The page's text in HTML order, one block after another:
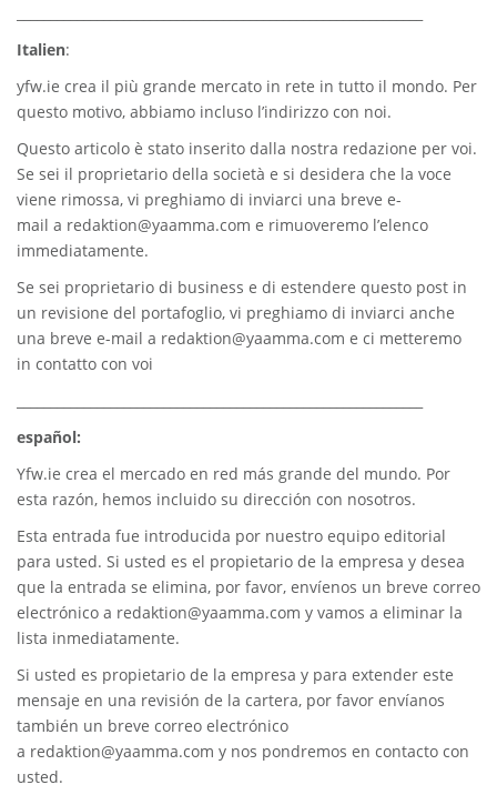
Italien:
yfw.ie crea il più grande mercato in rete in tutto il mondo. Per
questo motivo, abbiamo incluso l’indirizzo con noi.
Questo articolo è stato inserito dalla nostra redazione per voi.
Se sei il proprietario della società e si desidera che la voce
viene rimossa, vi preghiamo di inviarci una breve e-
mail a redaktion@yaamma.com e rimuoveremo l’elenco
immediatamente.
Se sei proprietario di business e di estendere questo post in
un revisione del portafoglio, vi preghiamo di inviarci anche
una breve e-mail a redaktion@yaamma.com e ci metteremo
in contatto con voi
español:
Yfw.ie crea el mercado en red más grande del mundo. Por
esta razón, hemos incluido su dirección con nosotros.
Esta entrada fue introducida por nuestro equipo editorial
para usted. Si usted es el propietario de la empresa y desea
que la entrada se elimina, por favor, envíenos un breve correo
electrónico a redaktion@yaamma.com y vamos a eliminar la
lista inmediatamente.
Si usted es propietario de la empresa y para extender este
mensaje en una revisión de la cartera, por favor envíanos
también un breve correo electrónico
a redaktion@yaamma.com y nos pondremos en contacto con
usted.